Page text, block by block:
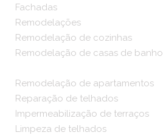
Fachadas
Remodelações
Remodelação de cozinhas
Remodelação de casas de banho
Remodelação de apartamentos
Reparação de telhados
Impermeabilização de terraços
Limpeza de telhados